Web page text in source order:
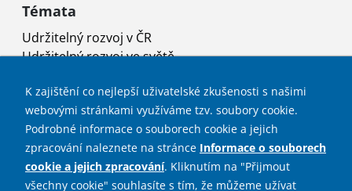
Témata
Udržitelný rozvoj v ČR
Udržitelný rozvoj ve světě
Projekty
Užitečné odkazy
Mapa stránek
Prohlášení o přístupnosti
K zajištění co nejlepší uživatelské zkušenosti s našimi
webovými stránkami využíváme tzv. soubory cookie.
Podrobné informace o souborech cookie a jejich
zpracování naleznete na stránce Informace o souborech
cookie a jejich zpracování. Kliknutím na "Přijmout
všechny cookie" souhlasíte s tím, že můžeme užívat